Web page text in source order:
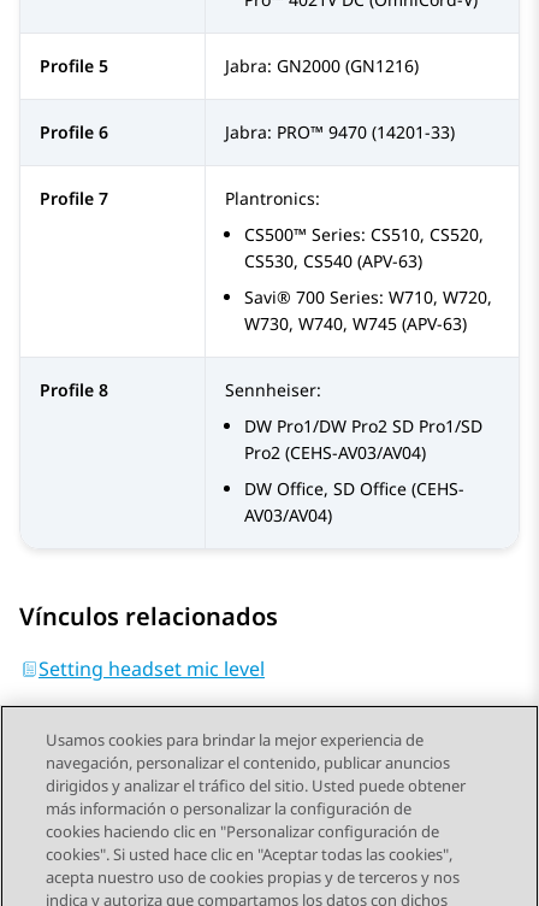
Profile 5 Jabra: GN2000 (GN1216)
Profile 6 Jabra: PRO™ 9470 (14201-33)
Profile 7
Plantronics:
CS500™ Series: CS510, CS520,
CS530, CS540 (APV-63)
Savi® 700 Series: W710, W720,
W730, W740, W745 (APV-63)
Profile 8
Sennheiser:
DW Pro1/DW Pro2 SD Pro1/SD
Pro2 (CEHS-AV03/AV04)
DW Office, SD Office (CEHS-
AV03/AV04)
Vínculos relacionados
Setting headset mic level
Send Feedback
Usamos cookies para brindar la mejor experiencia de
navegación, personalizar el contenido, publicar anuncios
dirigidos y analizar el tráfico del sitio. Usted puede obtener
más información o personalizar la configuración de
cookies haciendo clic en "Personalizar configuración de
cookies". Si usted hace clic en "Aceptar todas las cookies",
acepta nuestro uso de cookies propias y de terceros y nos
indica y autoriza que compartamos los datos con dichos